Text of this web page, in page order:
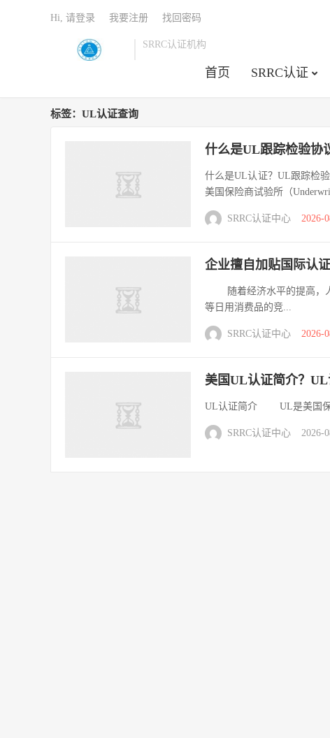
SRRC认证机构
首页 SRRC认证
Hi, 请登录 我要注册 找回密码
标签：UL认证查询
什么是UL跟踪检验协
什么是UL认证？UL跟踪检
美国保险商试验所（
SRRC认证中心 2026-
企业擅自加贴国际认
随着经济水平的提高，人
等日用消费品的竞...
SRRC认证中心 2026-
美国UL认证简介？UL
UL认证简介 UL是美国保险
SRRC认证中心 2026-